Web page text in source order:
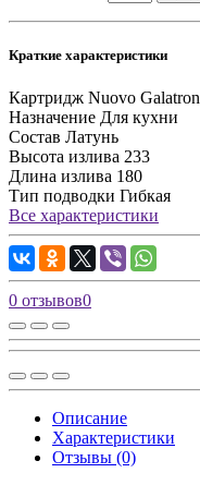
Краткие характеристики
Картридж Nuovo Galatron
Назначение Для кухни
Состав Латунь
Высота излива 233
Длина излива 180
Тип подводки Гибкая
Все характеристики
0 отзывов0
Описание
Характеристики
Отзывы (0)